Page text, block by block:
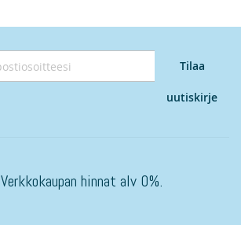
Tilaa
uutiskirje
Verkkokaupan hinnat alv 0%.